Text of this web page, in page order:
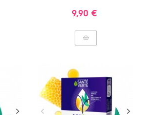
Prix
9,90 €